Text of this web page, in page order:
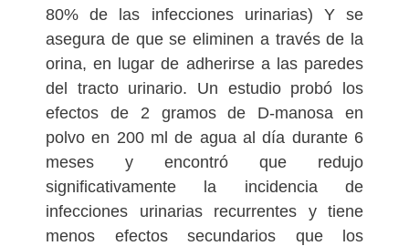
80% de las infecciones urinarias) Y se
asegura de que se eliminen a través de la
orina, en lugar de adherirse a las paredes
del tracto urinario. Un estudio probó los
efectos de 2 gramos de D-manosa en
polvo en 200 ml de agua al día durante 6
meses y encontró que redujo
significativamente la incidencia de
infecciones urinarias recurrentes y tiene
menos efectos secundarios que los